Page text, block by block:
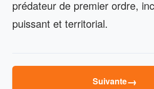
prédateur de premier ordre,
puissant et territorial.
Suivante→